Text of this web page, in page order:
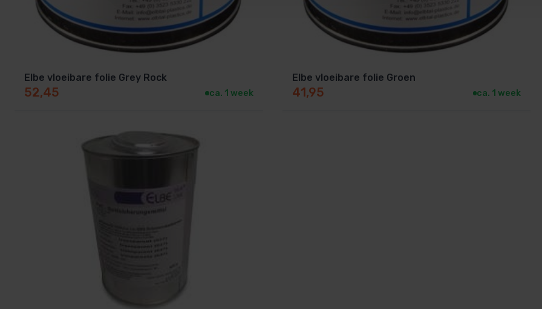
Elbe vloeibare folie Grey Rock
52,45 ca. 1 week
Elbe vloeibare folie Groen
41,95 ca. 1 week